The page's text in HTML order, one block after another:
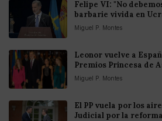
Felipe VI: "No
barbarie vivida en
Miguel P. Montes
Leonor vuelve a
Premios Princesa de
Miguel P. Montes
El PP vuela por los
Judicial por la